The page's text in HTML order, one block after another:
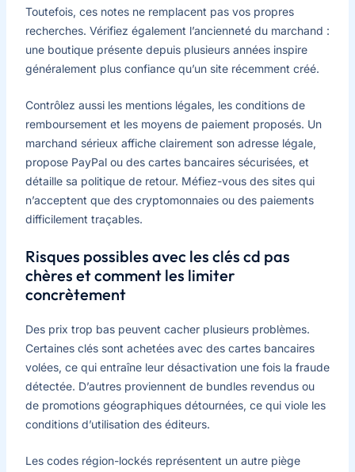
Toutefois, ces notes ne remplacent pas vos propres
recherches. Vérifiez également l’ancienneté du marchand :
une boutique présente depuis plusieurs années inspire
généralement plus confiance qu’un site récemment créé.
Contrôlez aussi les mentions légales, les conditions de
remboursement et les moyens de paiement proposés. Un
marchand sérieux affiche clairement son adresse légale,
propose PayPal ou des cartes bancaires sécurisées, et
détaille sa politique de retour. Méfiez-vous des sites qui
n’acceptent que des cryptomonnaies ou des paiements
difficilement traçables.
Risques possibles avec les clés cd pas
chères et comment les limiter
concrètement
Des prix trop bas peuvent cacher plusieurs problèmes.
Certaines clés sont achetées avec des cartes bancaires
volées, ce qui entraîne leur désactivation une fois la fraude
détectée. D’autres proviennent de bundles revendus ou
de promotions géographiques détournées, ce qui viole les
conditions d’utilisation des éditeurs.
Les codes région-lockés représentent un autre piège